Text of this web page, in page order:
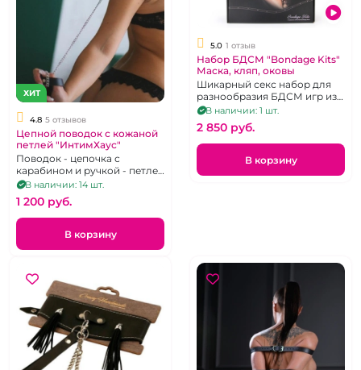
ХИТ
4.8 5 отзывов
Цепной поводок с кожаной
петлей "ИнтимХаус"
Поводок - цепочка с
карабином и ручкой - петлей
из кожи черного цвета
В наличии: 14 шт.
1 200 pуб.
В корзину
5.0 1 отзыв
Набор БДСМ "Bondage Kits"
Маска, кляп, оковы
Шикарный секс набор для
разнообразия БДСМ игр из
текстиля черного цвета.
В наличии: 1 шт.
2 850 pуб.
В корзину